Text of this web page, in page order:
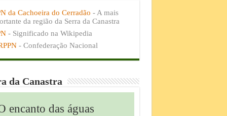
da Cachoeira do Cerradão - A mais
da região da Serra da Canastra
- Significado na Wikipedia
- Confederação Nacional
da Canastra
encanto das águas